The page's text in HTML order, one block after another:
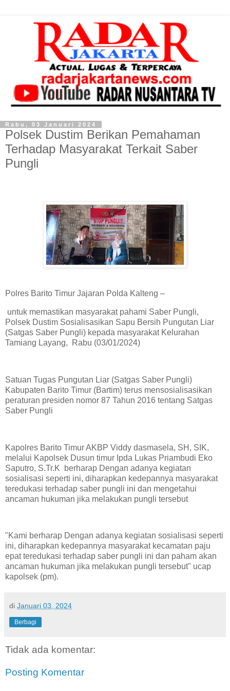
Rabu, 03 Januari 2024
Polsek Dustim Berikan Pemahaman
Terhadap Masyarakat Terkait Saber
Pungli
Polres Barito Timur Jajaran Polda Kalteng –
untuk memastikan masyarakat pahami Saber Pungli,
Polsek Dustim Sosialisasikan Sapu Bersih Pungutan Liar
(Satgas Saber Pungli) kepada masyarakat Kelurahan
Tamiang Layang, Rabu (03/01/2024)
Satuan Tugas Pungutan Liar (Satgas Saber Pungli)
Kabupaten Barito Timur (Bartim) terus mensosialisasikan
peraturan presiden nomor 87 Tahun 2016 tentang Satgas
Saber Pungli
Kapolres Barito Timur AKBP Viddy dasmasela, SH, SIK,
melalui Kapolsek Dusun timur Ipda Lukas Priambudi Eko
Saputro, S.Tr.K berharap Dengan adanya kegiatan
sosialisasi seperti ini, diharapkan kedepannya masyarakat
teredukasi terhadap saber pungli ini dan mengetahui
ancaman hukuman jika melakukan pungli tersebut
"Kami berharap Dengan adanya kegiatan sosialisasi seperti
ini, diharapkan kedepannya masyarakat kecamatan paju
epat teredukasi terhadap saber pungli ini dan paham akan
ancaman hukuman jika melakukan pungli tersebut" ucap
kapolsek (pm).
di Januari 03, 2024
Berbagi
Tidak ada komentar:
Posting Komentar